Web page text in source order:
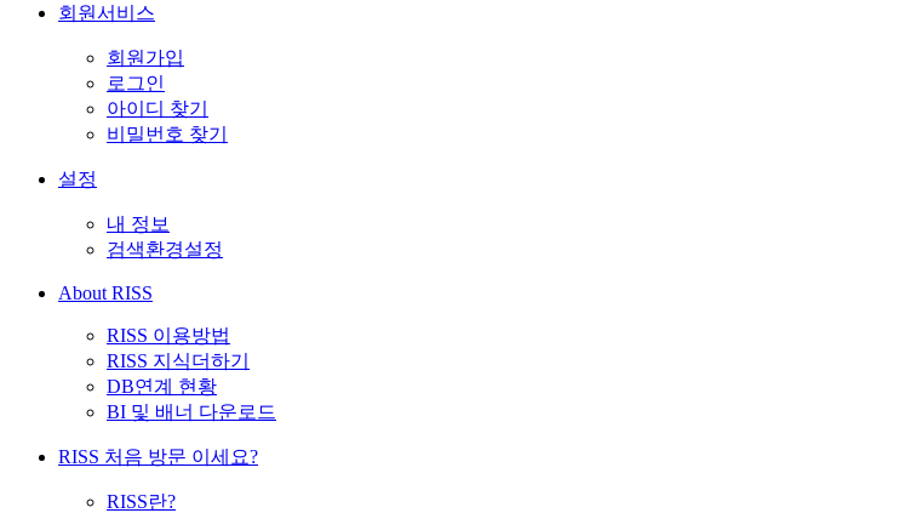
회원서비스
회원가입
로그인
아이디 찾기
비밀번호 찾기
설정
내 정보
검색환경설정
About RISS
RISS 이용방법
RISS 지식더하기
DB연계 현황
BI 및 배너 다운로드
RISS 처음 방문 이세요?
RISS란?